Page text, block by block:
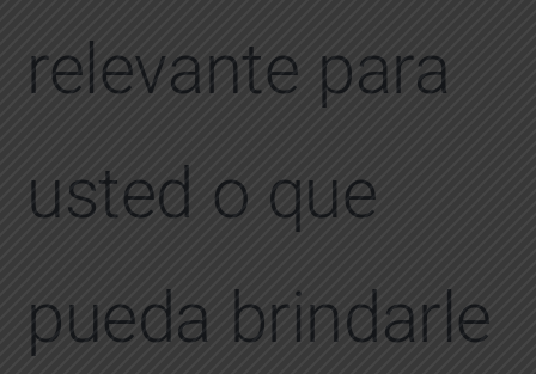
relevante para
usted o que
pueda brindarle